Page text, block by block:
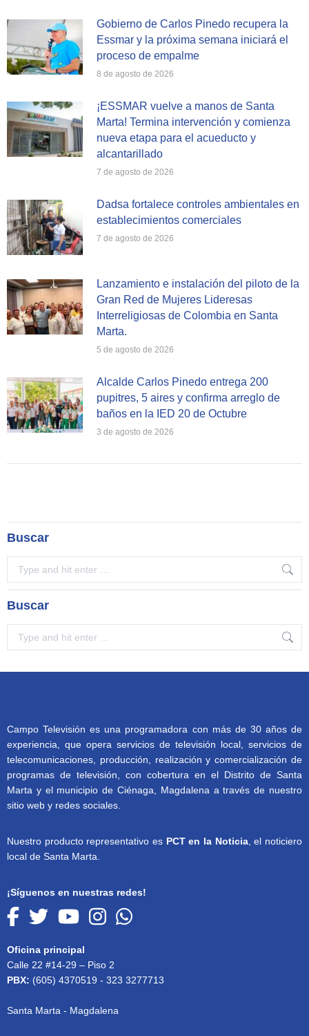
Gobierno de Carlos Pinedo recupera la
Essmar y la próxima semana iniciará el
proceso de empalme
8 de agosto de 2026
¡ESSMAR vuelve a manos de Santa
Marta! Termina intervención y comienza
nueva etapa para el acueducto y
alcantarillado
7 de agosto de 2026
Dadsa fortalece controles ambientales en
establecimientos comerciales
7 de agosto de 2026
Lanzamiento e instalación del piloto de la
Gran Red de Mujeres Lideresas
Interreligiosas de Colombia en Santa
Marta.
5 de agosto de 2026
Alcalde Carlos Pinedo entrega 200
pupitres, 5 aires y confirma arreglo de
baños en la IED 20 de Octubre
3 de agosto de 2026
Buscar
Buscar
Campo Televisión es una programadora con más de 30 años de
experiencia, que opera servicios de televisión local, servicios de
telecomunicaciones, producción, realización y comercialización de
programas de televisión, con cobertura en el Distrito de Santa
Marta y el municipio de Ciénaga, Magdalena a través de nuestro
sitio web y redes sociales.
Nuestro producto representativo es PCT en la Noticia, el noticiero
local de Santa Marta.
¡Síguenos en nuestras redes!
Oficina principal
Calle 22 #14-29 – Piso 2
PBX: (605) 4370519 - 323 3277713
Santa Marta - Magdalena